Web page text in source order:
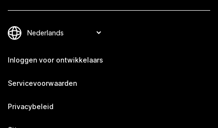
Inloggen voor ontwikkelaars
Servicevoorwaarden
Privacybeleid